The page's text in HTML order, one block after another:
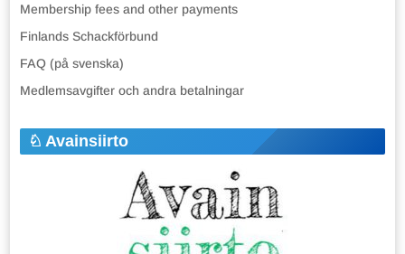
Membership fees and other payments
Finlands Schackförbund
FAQ (på svenska)
Medlemsavgifter och andra betalningar
Avainsiirto